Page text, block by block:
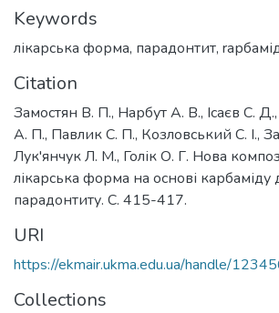
Keywords
лікарська форма, парадонтит,
Citation
Замостян В. П., Нарбут А. В., Ісаєв С.
А. П., Павлик С. П., Козловський С. І.,
Лук'янчук Л. М., Голік О. Г. Нова
лікарська форма на основі карбаміду
парадонтиту. С. 415-417.
URI
https://ekmair.ukma.edu.ua/handle/
Collections